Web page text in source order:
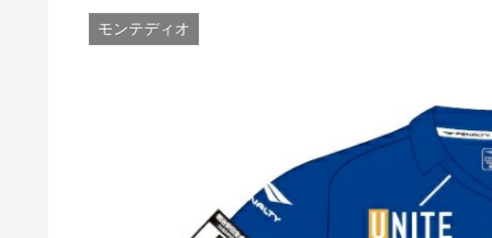
モンテディオ